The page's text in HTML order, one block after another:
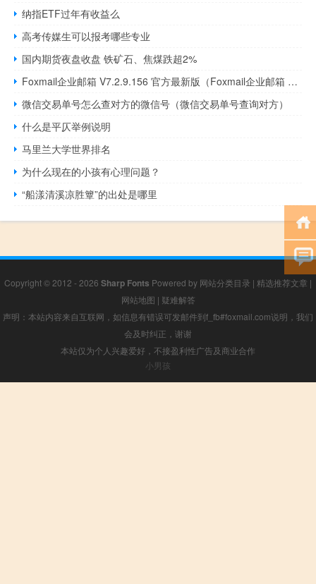
纳指ETF过年有收益么
高考传媒生可以报考哪些专业
国内期货夜盘收盘 铁矿石、焦煤跌超2%
Foxmail企业邮箱 V7.2.9.156 官方最新版（Foxmail企业邮箱 V7.2.9.156 官方最新版功能简介）
微信交易单号怎么查对方的微信号（微信交易单号查询对方）
什么是平仄举例说明
马里兰大学世界排名
为什么现在的小孩有心理问题？
“船漾清溪凉胜簟”的出处是哪里
Copyright © 2012 - 2026 Sharp Fonts Powered by 网站分类目录 | 精选推荐文章 |
网站地图 | 疑难解答
声明：本站内容来自互联网，如信息有错误可发邮件到f_fb#foxmail.com说明，我们
会及时纠正，谢谢
本站仅为个人兴趣爱好，不接盈利性广告及商业合作
小男孩